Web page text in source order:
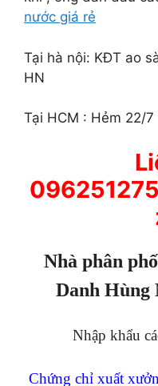
nước giá rẻ
Tại hà nội: KĐT ao
HN
Tại HCM : Hẻm 22/7
Nhà phân
Danh Hùng
Nhập khẩu
Chứng chỉ xuất